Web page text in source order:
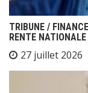
TRIBUNE /
RENTE
27 juillet 2026